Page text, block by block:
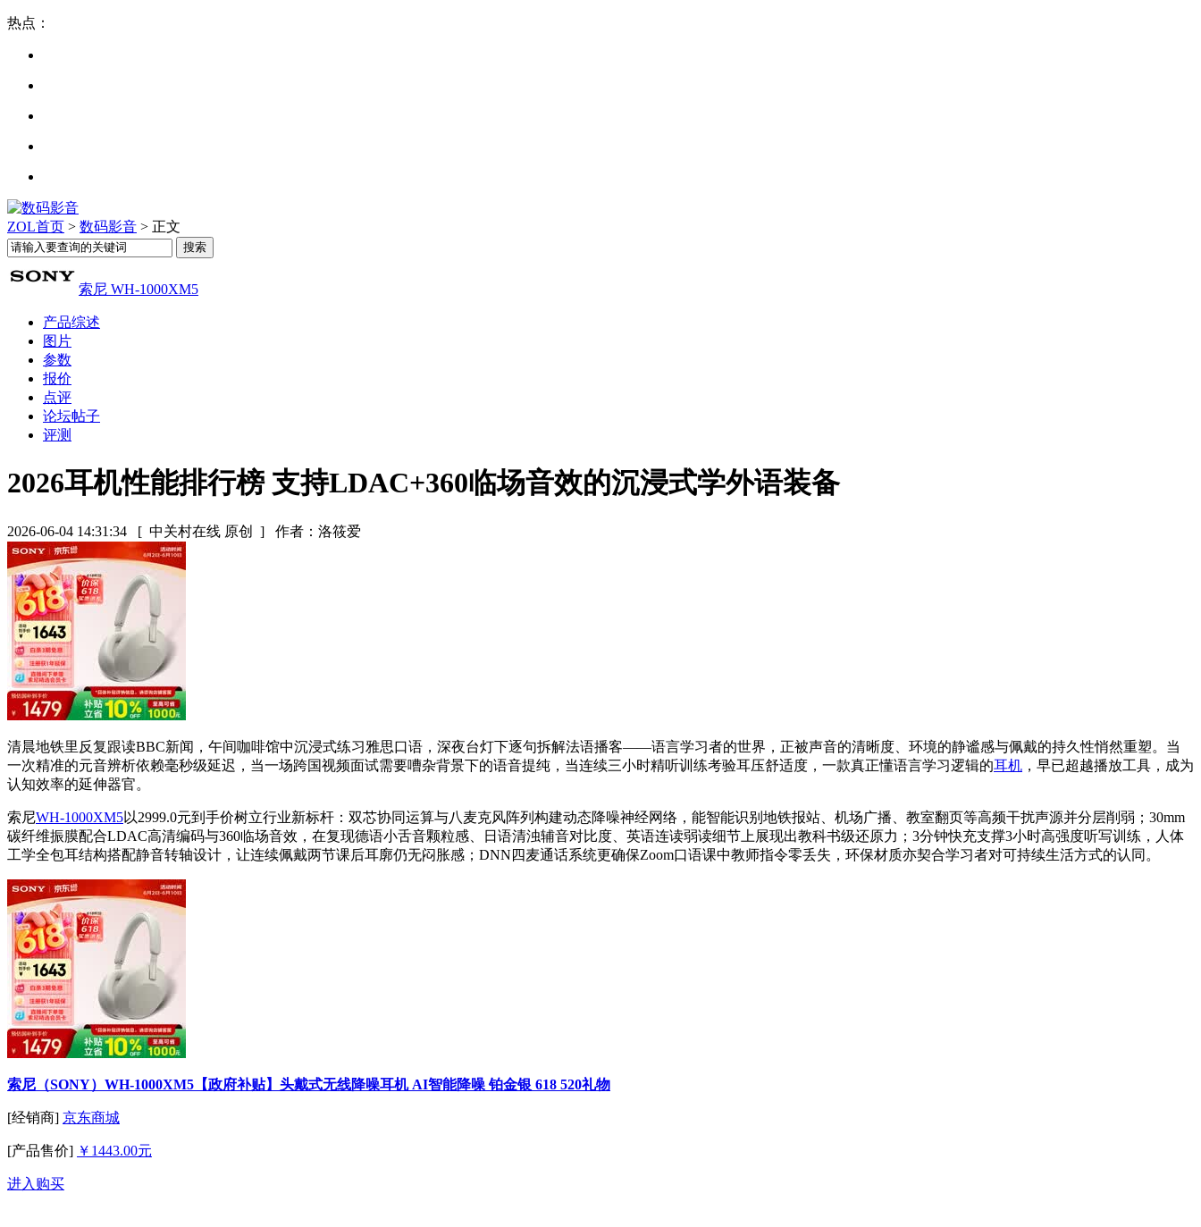
热点：
ZOL首页 > 数码影音 > 正文
索尼 WH-1000XM5
产品综述
图片
参数
报价
点评
论坛帖子
评测
2026耳机性能排行榜 支持LDAC+360临场音效的沉浸式学外语装备
2026-06-04 14:31:34 [ 中关村在线 原创 ] 作者：洛筱爱
清晨地铁里反复跟读BBC新闻，午间咖啡馆中沉浸式练习雅思口语，深夜台灯下逐句拆解法语播客——语言学习者的世界，正被声音的清晰度、环境的静谧感与佩戴的持久性悄然重塑。当
一次精准的元音辨析依赖毫秒级延迟，当一场跨国视频面试需要嘈杂背景下的语音提纯，当连续三小时精听训练考验耳压舒适度，一款真正懂语言学习逻辑的耳机 ，早已超越播放工具，成为
认知效率的延伸器官。
索尼WH-1000XM5以2999.0元到手价树立行业新标杆：双芯协同运算与八麦克风阵列构建动态降噪神经网络，能智能识别地铁报站、机场广播、教室翻页等高频干扰声源并分层削弱；30mm
碳纤维振膜配合LDAC高清编码与360临场音效，在复现德语小舌音颗粒感、日语清浊辅音对比度、英语连读弱读细节上展现出教科书级还原力；3分钟快充支撑3小时高强度听写训练，人体
工学全包耳结构搭配静音转轴设计，让连续佩戴两节课后耳廓仍无闷胀感；DNN四麦通话系统更确保Zoom口语课中教师指令零丢失，环保材质亦契合学习者对可持续生活方式的认同。
索尼（SONY）WH-1000XM5【政府补贴】头戴式无线降噪耳机 AI智能降噪 铂金银 618 520礼物
[经销商] 京东商城
[产品售价] ￥1443.00元
进入购买